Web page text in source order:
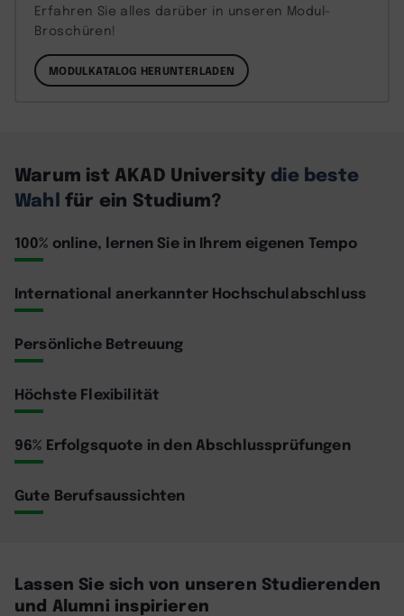
Erfahren Sie alles darüber in unseren Modul-
Broschüren!
MODULKATALOG HERUNTERLADEN
Warum ist AKAD Universitydie beste
Wahl für ein Studium?
100% online, lernen Sie in Ihrem eigenen Tempo
International anerkannter Hochschulabschluss
Persönliche Betreuung
Höchste Flexibilität
96% Erfolgsquote in den Abschlussprüfungen
Gute Berufsaussichten
Lassen Sie sich von unseren Studierenden
und Alumni inspirieren